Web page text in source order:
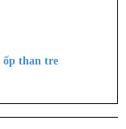
810
ốp than tre